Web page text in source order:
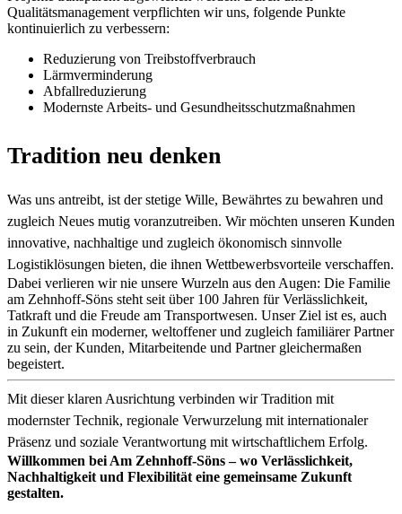
Qualitätsmanagement verpflichten wir uns, folgende Punkte
kontinuierlich zu verbessern:
Reduzierung von Treibstoffverbrauch
Lärmverminderung
Abfallreduzierung
Modernste Arbeits- und Gesundheitsschutzmaßnahmen
Tradition neu denken
Was uns antreibt, ist der stetige Wille, Bewährtes zu bewahren und
zugleich Neues mutig voranzutreiben. Wir möchten unseren Kunden
innovative, nachhaltige und zugleich ökonomisch sinnvolle
Logistiklösungen bieten, die ihnen Wettbewerbsvorteile verschaffen.
Dabei verlieren wir nie unsere Wurzeln aus den Augen: Die Familie
am Zehnhoff-Söns steht seit über 100 Jahren für Verlässlichkeit,
Tatkraft und die Freude am Transportwesen. Unser Ziel ist es, auch
in Zukunft ein moderner, weltoffener und zugleich familiärer Partner
zu sein, der Kunden, Mitarbeitende und Partner gleichermaßen
begeistert.
Mit dieser klaren Ausrichtung verbinden wir Tradition mit
modernster Technik, regionale Verwurzelung mit internationaler
Präsenz und soziale Verantwortung mit wirtschaftlichem Erfolg.
Willkommen bei Am Zehnhoff-Söns – wo Verlässlichkeit,
Nachhaltigkeit und Flexibilität eine gemeinsame Zukunft
gestalten.